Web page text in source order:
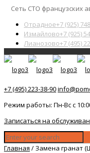
Сеть СТО французских
Отрадное+7 (925)
Измайлово+7 (925)
Лианозово+7 (495)
+7 (495) 223-38-90
Режим работы: Пн-Вс с
Записаться на
Главная / Замена гранат